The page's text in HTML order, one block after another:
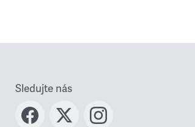
Sledujte nás